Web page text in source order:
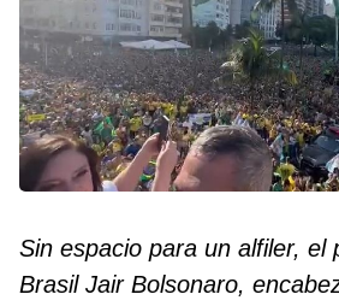
Sin espacio para un alfiler, el
Brasil Jair Bolsonaro,